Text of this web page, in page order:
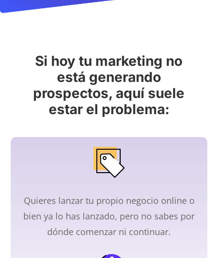
Si hoy tu marketing no
está generando
prospectos, aquí suele
estar el problema:
Quieres lanzar tu propio negocio online o
bien ya lo has lanzado, pero no sabes por
dónde comenzar ni continuar.